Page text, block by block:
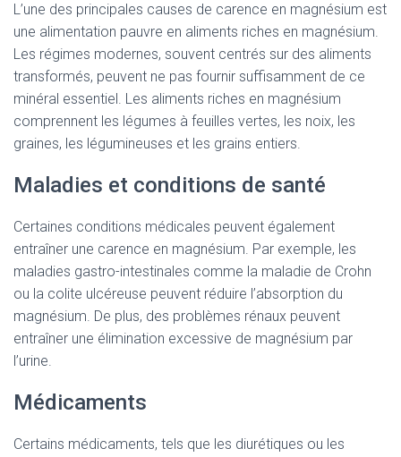
L’une des principales causes de carence en magnésium est
une alimentation pauvre en aliments riches en magnésium.
Les régimes modernes, souvent centrés sur des aliments
transformés, peuvent ne pas fournir suffisamment de ce
minéral essentiel. Les aliments riches en magnésium
comprennent les légumes à feuilles vertes, les noix, les
graines, les légumineuses et les grains entiers.
Maladies et conditions de santé
Certaines conditions médicales peuvent également
entraîner une carence en magnésium. Par exemple, les
maladies gastro-intestinales comme la maladie de Crohn
ou la colite ulcéreuse peuvent réduire l’absorption du
magnésium. De plus, des problèmes rénaux peuvent
entraîner une élimination excessive de magnésium par
l’urine.
Médicaments
Certains médicaments, tels que les diurétiques ou les